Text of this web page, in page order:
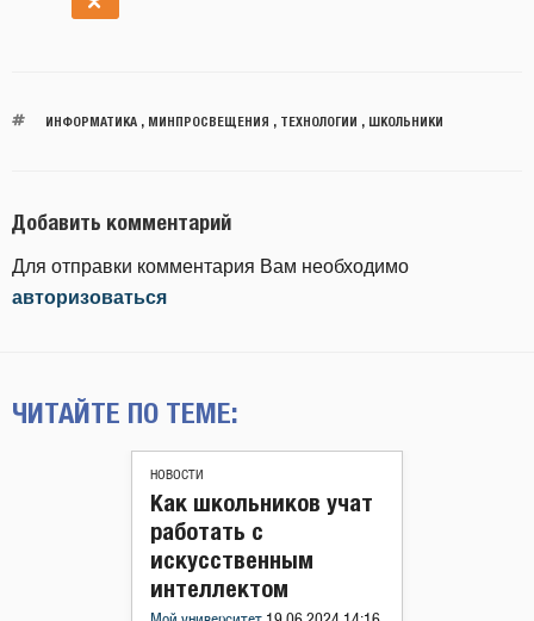
ИНФОРМАТИКА, МИНПРОСВЕЩЕНИЯ , ТЕХНОЛОГИИ , ШКОЛЬНИКИ
Добавить комментарий
Для отправки комментария Вам необходимо
авторизоваться
ЧИТАЙТЕ ПО ТЕМЕ:
НОВОСТИ
Как школьников учат
работать с
искусственным
интеллектом